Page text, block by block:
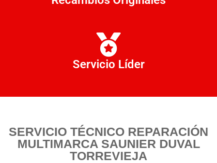
Servicio Líder
SERVICIO TÉCNICO REPARACIÓN
MULTIMARCA SAUNIER DUVAL
TORREVIEJA